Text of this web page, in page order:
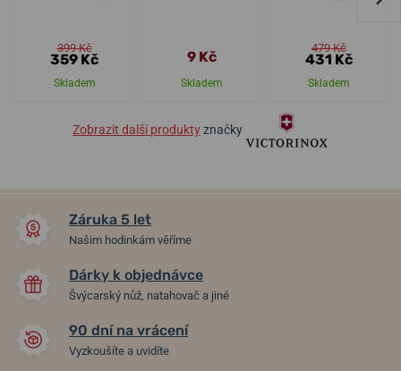
399 Kč
359 Kč
Skladem
9 Kč
Skladem
479 Kč
431 Kč
Skladem
Zobrazit další produktyznačky
Záruka 5 let
Našim hodinkám věříme
Dárky k objednávce
Švýcarský nůž, natahovač a jiné
90 dní na vrácení
Vyzkoušíte a uvidíte